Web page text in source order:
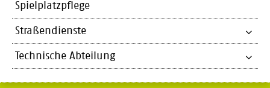
Spielplatzpflege
Straßendienste
Technische Abteilung